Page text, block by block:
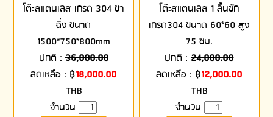
โต๊ะสแตนเลส เกรด 304 ขา
ฉิ่ง ขนาด
1500*750*800mm
ปกติ : 36,000.00
ลดเหลือ : ฿18,000.00
THB
จำนวน
โต๊ะสแตนเลส 1 ลิ้นชัก
เกรด304 ขนาด 60*60 สูง
75 ซม.
ปกติ :24,000.00
ลดเหลือ : ฿12,000.00
THB
จำนวน